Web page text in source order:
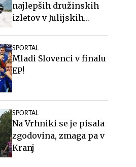
najlepših družinskih
izletov v Julijskih
SPORTAL
Mladi Slovenci v finalu
EP!
SPORTAL
Na Vrhniki se je pisala
zgodovina, zmaga pa v
Kranj